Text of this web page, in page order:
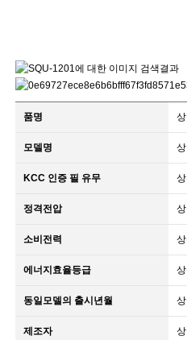
품명
모델명
KCC 인증 필 유무
정격전압
소비전력
에너지효율등급
동일모델의 출시년월
제조자